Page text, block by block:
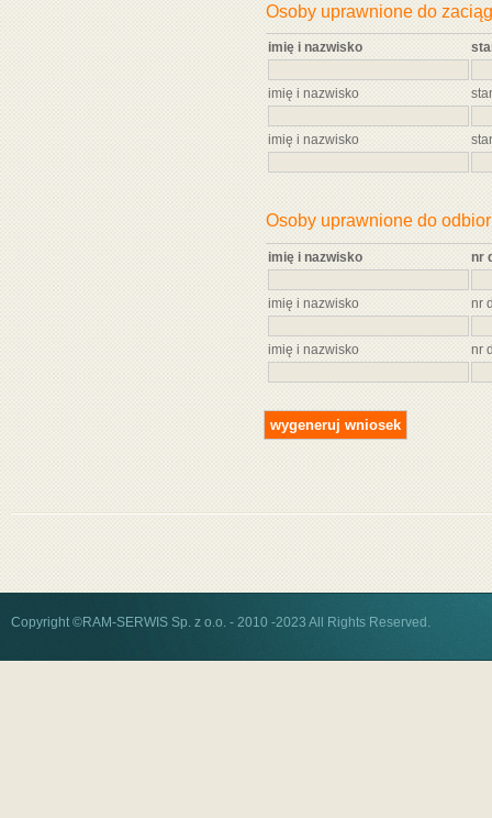
Osoby uprawnione do
imię i nazwisko
imię i nazwisko
imię i nazwisko
Osoby uprawnione do
imię i nazwisko nr
imię i nazwisko nr
imię i nazwisko nr
Copyright ©RAM-SERWIS Sp. z o.o. - 2010 -2023 All Rights Reserved.